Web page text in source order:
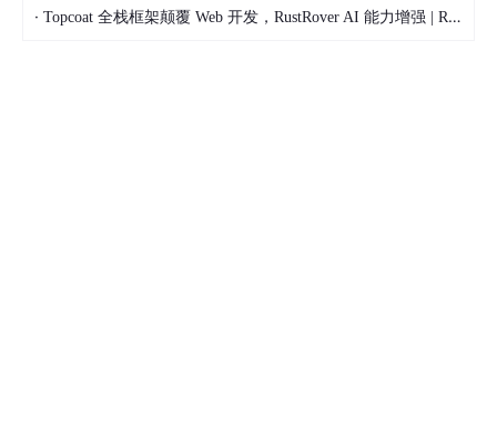
· Topcoat 全栈框架颠覆 Web 开发，RustRover AI 能力增强 | Rust 一周要闻 | 全球 Rust 生态周讯（2026.07.20 - 2026.07.26）